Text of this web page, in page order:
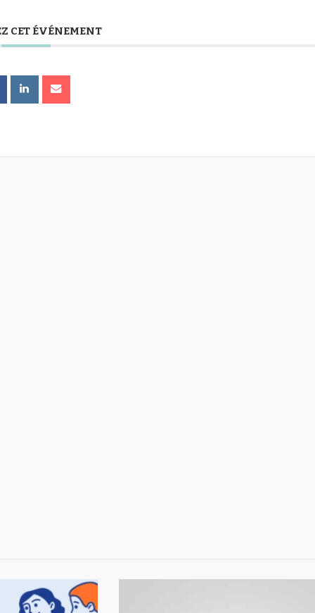
CET ÉVÉNEMENT